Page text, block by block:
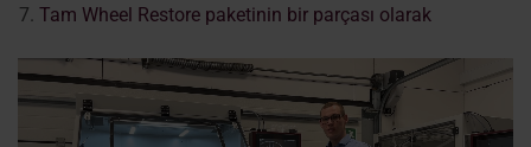
Tam Wheel Restore paketinin bir parçası olarak